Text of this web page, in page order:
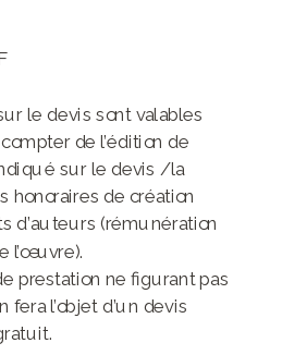
le devis sont valables
de l’édition de
sur le devis /la
honoraires de création
d’auteurs (rémunération
l’œuvre).
prestation ne figurant pas
fera l’objet d’un devis